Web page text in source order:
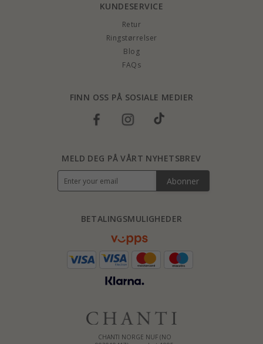
KUNDESERVICE
Retur
Ringstørrelser
Blog
FAQs
FINN OSS PÅ SOSIALE MEDIER
CHANTI NORGE NUF (NO
BETALINGSMULIGHEDER
MELD DEG PÅ VÅRT NYHETSBREV
Abonner